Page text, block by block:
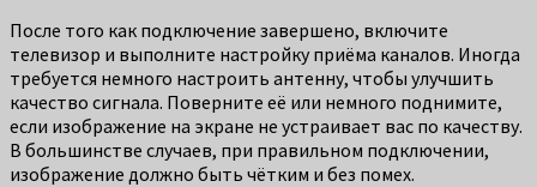
После того как подключение завершено, включите
телевизор и выполните настройку приёма каналов. Иногда
требуется немного настроить антенну, чтобы улучшить
качество сигнала. Поверните её или немного поднимите,
если изображение на экране не устраивает вас по качеству.
В большинстве случаев, при правильном подключении,
изображение должно быть чётким и без помех.